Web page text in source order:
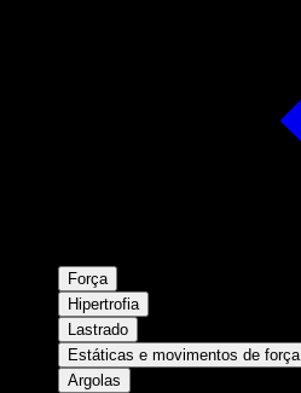
Força
Hipertrofia
Lastrado
Estáticas e movimentos de força
Argolas